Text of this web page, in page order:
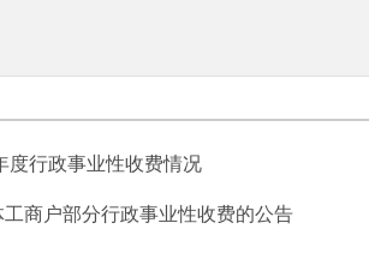
度行政事业性收费情况
商户部分行政事业性收费的公告